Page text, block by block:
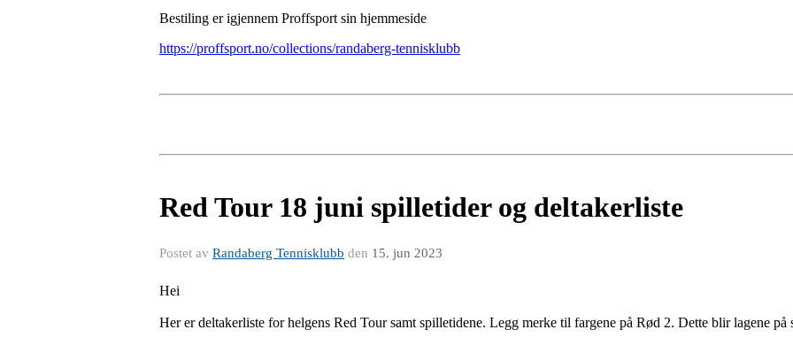
Bestiling er igjennem Proffsport sin hjemmeside
https://proffsport.no/collections/randaberg-tennisklubb
Red Tour 18 juni spilletider og deltakerliste
Postet av Randaberg Tennisklubb den 15. jun 2023
Hei
Her er deltakerliste for helgens Red Tour samt spilletidene. Legg merke til fargene på Rød 2. Dette blir lagene